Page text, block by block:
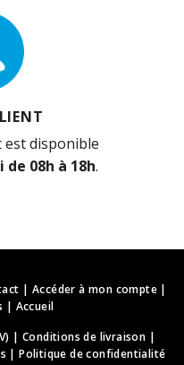
est disponible
08h à 18h.
| Accéder à mon compte|
| Accueil
|Conditions de livraison |
|Politique de confidentialité